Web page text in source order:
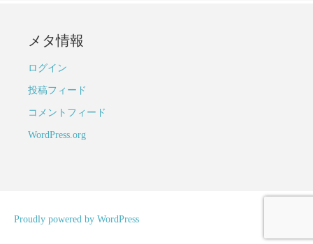
メタ情報
ログイン
投稿フィード
コメントフィード
WordPress.org
Proudly powered by WordPress